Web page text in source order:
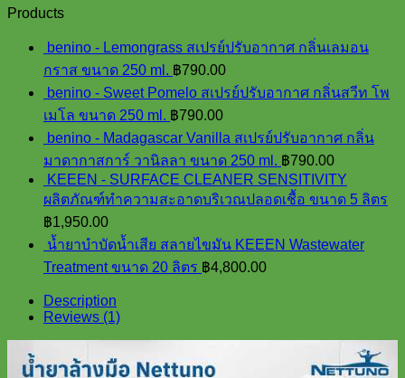
Products
benino - Lemongrass สเปรย์ปรับอากาศ กลิ่นเลมอน
กราส ขนาด 250 ml. ฿790.00
benino - Sweet Pomelo สเปรย์ปรับอากาศ กลิ่นสวีท โพ
เมโล ขนาด 250 ml. ฿790.00
benino - Madagascar Vanilla สเปรย์ปรับอากาศ กลิ่น
มาดากาสการ์ วานิลลา ขนาด 250 ml. ฿790.00
KEEEN - SURFACE CLEANER SENSITIVITY
ผลิตภัณฑ์ทำความสะอาดบริเวณปลอดเชื้อ ขนาด 5 ลิตร
฿1,950.00
น้ำยาบำบัดน้ำเสีย สลายไขมัน KEEEN Wastewater
Treatment ขนาด 20 ลิตร ฿4,800.00
Description
Reviews (1)